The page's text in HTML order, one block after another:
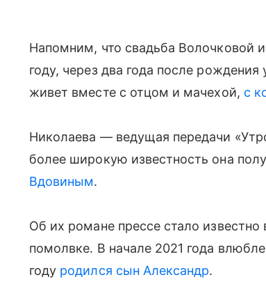
Напомним, что свадьба Волочковой
году, через два года после
живет вместе с отцом и мачехой, с
Николаева — ведущая передачи
более широкую известность она
Вдовиным.
Об их романе прессе стало
помолвке. В начале 2021 года
году родился сын Александр.